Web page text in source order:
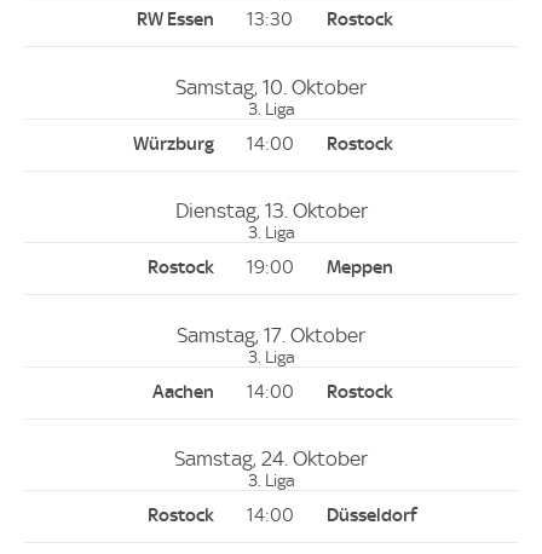
13:30
Samstag, 10. Oktober
3. Liga
14:00
Dienstag, 13. Oktober
3. Liga
19:00
Samstag, 17. Oktober
3. Liga
14:00
Samstag, 24. Oktober
3. Liga
14:00